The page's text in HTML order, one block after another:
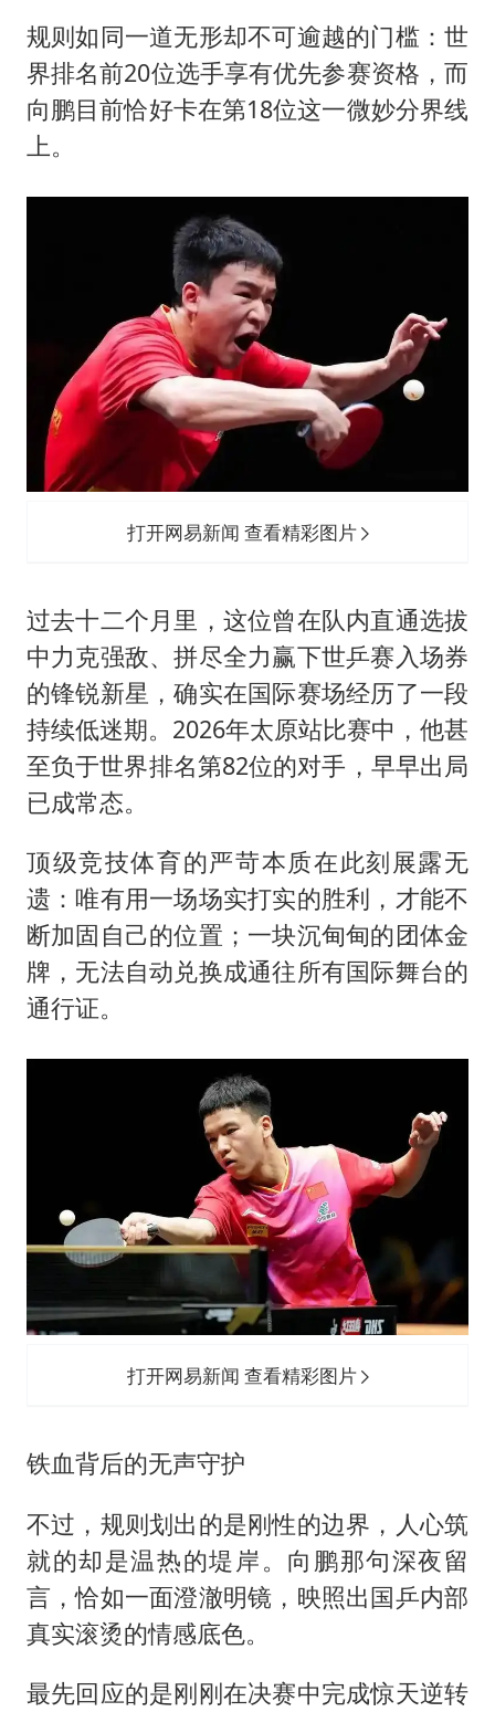
规则如同一道无形却不可逾越的门槛：世
界排名前20位选手享有优先参赛资格，而
向鹏目前恰好卡在第18位这一微妙分界线
上。
打开网易新闻 查看精彩图片
过去十二个月里，这位曾在队内直通选拔
中力克强敌、拼尽全力赢下世乒赛入场券
的锋锐新星，确实在国际赛场经历了一段
持续低迷期。2026年太原站比赛中，他甚
至负于世界排名第82位的对手，早早出局
已成常态。
顶级竞技体育的严苛本质在此刻展露无
遗：唯有用一场场实打实的胜利，才能不
断加固自己的位置；一块沉甸甸的团体金
牌，无法自动兑换成通往所有国际舞台的
通行证。
打开网易新闻 查看精彩图片
铁血背后的无声守护
不过，规则划出的是刚性的边界，人心筑
就的却是温热的堤岸。向鹏那句深夜留
言，恰如一面澄澈明镜，映照出国乒内部
真实滚烫的情感底色。
最先回应的是刚刚在决赛中完成惊天逆转